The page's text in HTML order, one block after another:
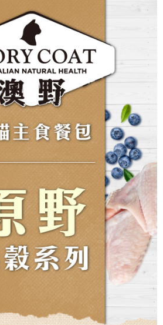
請瀏覽以下網址：
得法定代理人或監護人之同意方可使用
同意申辦者引起之損失，本公司不負相關責
時，將依據個別帳號之用戶狀況，依本公司即
若仍有額度不足之情形，本公司將視審查結果
使用他人資訊註冊。若發現惡意使用之情形，
停止該用戶之使用額度並採取法律行動。